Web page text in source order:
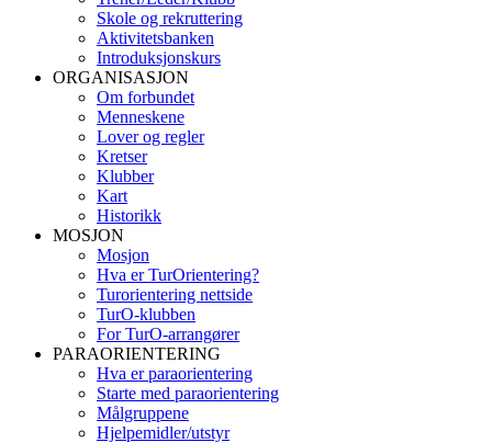
Skole og rekruttering
Aktivitetsbanken
Introduksjonskurs
ORGANISASJON
Om forbundet
Menneskene
Lover og regler
Kretser
Klubber
Kart
Historikk
MOSJON
Mosjon
Hva er TurOrientering?
Turorientering nettside
TurO-klubben
For TurO-arrangører
PARAORIENTERING
Hva er paraorientering
Starte med paraorientering
Målgruppene
Hjelpemidler/utstyr